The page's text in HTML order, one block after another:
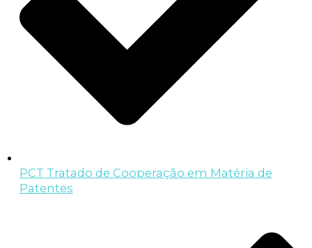
PCT Tratado de Cooperação em Matéria de
Patentes